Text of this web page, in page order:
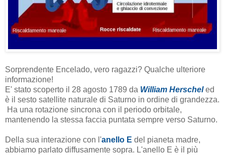
Sorprendente Encelado, vero ragazzi? Qualche ulteriore
informazione!
E' stato scoperto il 28 agosto 1789 da William Herschel ed
è il sesto satellite naturale di Saturno in ordine di grandezza.
Ha una rotazione sincrona con il periodo orbitale,
mantenendo la stessa faccia puntata sempre verso Saturno.
Della sua interazione con l'anello E del pianeta madre,
abbiamo parlato diffusamente sopra. L'anello E è il più